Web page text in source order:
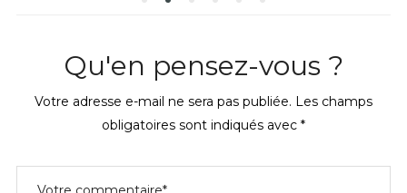
Qu'en pensez-vous ?
Votre adresse e-mail ne sera pas publiée. Les champs
obligatoires sont indiqués avec *